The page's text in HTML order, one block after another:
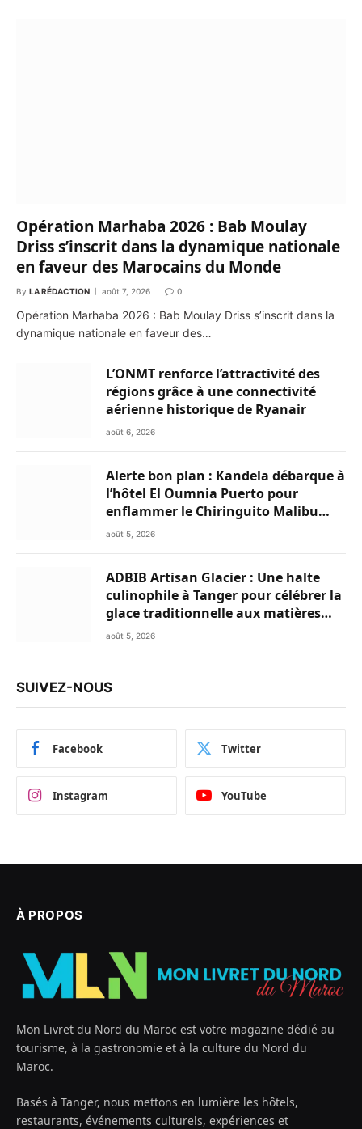
Opération Marhaba 2026 : Bab Moulay
Driss s’inscrit dans la dynamique nationale
en faveur des Marocains du Monde
By LA RÉDACTION août 7, 2026 0
Opération Marhaba 2026 : Bab Moulay Driss s’inscrit dans la
dynamique nationale en faveur des…
L’ONMT renforce l’attractivité des
régions grâce à une connectivité
aérienne historique de Ryanair
août 6, 2026
Alerte bon plan : Kandela débarque à
l’hôtel El Oumnia Puerto pour
enflammer le Chiringuito Malibu
Club
août 5, 2026
ADBIB Artisan Glacier : Une halte
culinophile à Tanger pour célébrer la
glace traditionnelle aux matières
premières de choix
août 5, 2026
SUIVEZ-NOUS
Facebook Twitter
Instagram YouTube
À PROPOS
Mon Livret du Nord du Maroc est votre magazine dédié au
tourisme, à la gastronomie et à la culture du Nord du
Maroc.
Basés à Tanger, nous mettons en lumière les hôtels,
restaurants, événements culturels, expériences et